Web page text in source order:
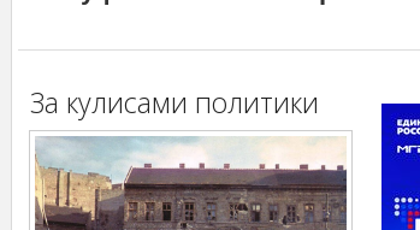
За кулисами политики